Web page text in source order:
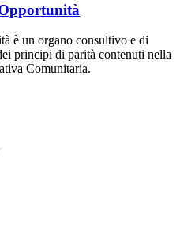
è un organo consultivo e di
principi di parità contenuti nella
Comunitaria.